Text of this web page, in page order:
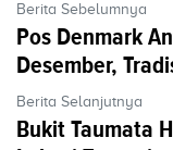
Berita Sebelumnya
Pos Denmark
Desember,
Berita Selanjutnya
Bukit Taumata